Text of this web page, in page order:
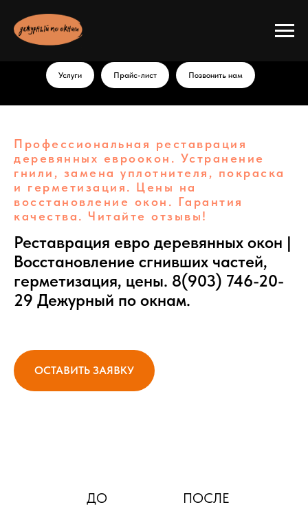
Услуги Прайс-лист Позвонить нам
Профессиональная реставрация
деревянных евроокон. Устранение
гнили, замена уплотнителя, покраска
и герметизация. Цены на
восстановление окон. Гарантия
качества. Читайте отзывы!
Реставрация евро деревянных окон |
Восстановление сгнивших частей,
герметизация, цены. 8(903) 746-20-
29 Дежурный по окнам.
ОСТАВИТЬ ЗАЯВКУ
ДО ПОСЛЕ